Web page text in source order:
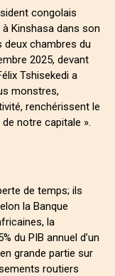
congolais
Kinshasa dans son
deux chambres du
2025, devant
Tshisekedi a
monstres,
renchérissent le
notre capitale ».
de temps; ils
la Banque
la
du PIB annuel d’un
grande partie sur
routiers